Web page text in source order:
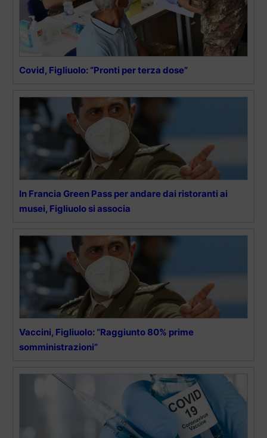
Covid, Figliuolo: “Pronti per terza dose”
In Francia Green Pass per andare dai ristoranti ai
musei, Figliuolo si associa
Vaccini, Figliuolo: “Raggiunto 80% prime
somministrazioni”